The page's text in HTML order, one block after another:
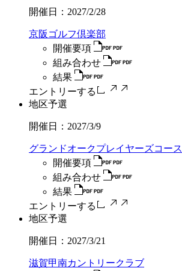
開催日： 2027/2/28
京阪ゴルフ倶楽部
開催要項
組み合わせ
結果
エントリーする
地区予選
開催日： 2027/3/9
グランドオークプレイヤーズコース
開催要項
組み合わせ
結果
エントリーする
地区予選
開催日： 2027/3/21
滋賀甲南カントリークラブ